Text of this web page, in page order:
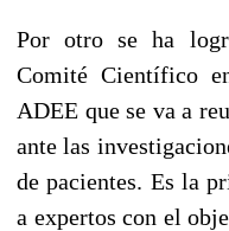
Por otro se ha
Comité Científico
ADEE que se va a
ante las
de pacientes. Es la
a expertos con el